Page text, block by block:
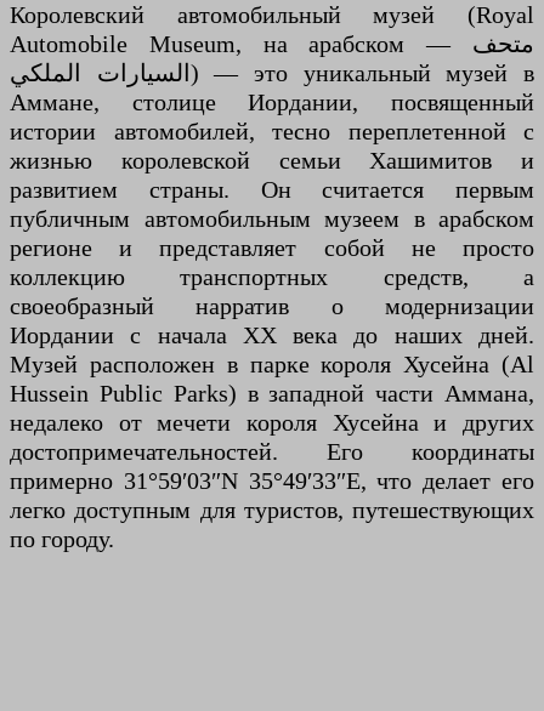
Королевский автомобильный музей (Royal
Automobile Museum, на арабском — متحف
السيارات الملكي) — это уникальный музей в
Аммане, столице Иордании, посвященный
истории автомобилей, тесно переплетенной с
жизнью королевской семьи Хашимитов и
развитием страны. Он считается первым
публичным автомобильным музеем в арабском
регионе и представляет собой не просто
коллекцию транспортных средств, а
своеобразный нарратив о модернизации
Иордании с начала XX века до наших дней.
Музей расположен в парке короля Хусейна (Al
Hussein Public Parks) в западной части Аммана,
недалеко от мечети короля Хусейна и других
достопримечательностей. Его координаты
примерно 31°59′03″N 35°49′33″E, что делает его
легко доступным для туристов, путешествующих
по городу.